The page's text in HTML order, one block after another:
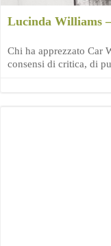
Lucinda Williams
Chi ha apprezzato Car
consensi di critica, di